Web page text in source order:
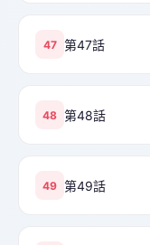
47 第47話
48 第48話
49 第49話